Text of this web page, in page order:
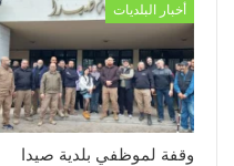
أخبار البلديات
وقفة لموظفي بلدية صيدا